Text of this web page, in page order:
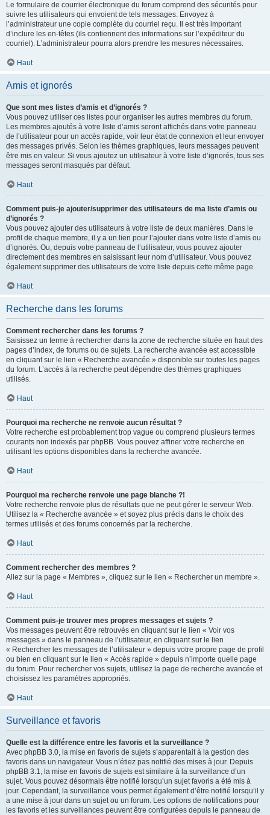
Le formulaire de courrier électronique du forum comprend des sécurités pour
suivre les utilisateurs qui envoient de tels messages. Envoyez à
l’administrateur une copie complète du courriel reçu. Il est très important
d’inclure les en-têtes (ils contiennent des informations sur l’expéditeur du
courriel). L’administrateur pourra alors prendre les mesures nécessaires.
Haut
Amis et ignorés
Que sont mes listes d’amis et d’ignorés ?
Vous pouvez utiliser ces listes pour organiser les autres membres du forum.
Les membres ajoutés à votre liste d’amis seront affichés dans votre panneau
de l’utilisateur pour un accès rapide, voir leur état de connexion et leur envoyer
des messages privés. Selon les thèmes graphiques, leurs messages peuvent
être mis en valeur. Si vous ajoutez un utilisateur à votre liste d’ignorés, tous ses
messages seront masqués par défaut.
Haut
Comment puis-je ajouter/supprimer des utilisateurs de ma liste d’amis ou
d’ignorés ?
Vous pouvez ajouter des utilisateurs à votre liste de deux manières. Dans le
profil de chaque membre, il y a un lien pour l’ajouter dans votre liste d’amis ou
d’ignorés. Ou, depuis votre panneau de l’utilisateur, vous pouvez ajouter
directement des membres en saisissant leur nom d’utilisateur. Vous pouvez
également supprimer des utilisateurs de votre liste depuis cette même page.
Haut
Recherche dans les forums
Comment rechercher dans les forums ?
Saisissez un terme à rechercher dans la zone de recherche située en haut des
pages d’index, de forums ou de sujets. La recherche avancée est accessible
en cliquant sur le lien « Recherche avancée » disponible sur toutes les pages
du forum. L’accès à la recherche peut dépendre des thèmes graphiques
utilisés.
Haut
Pourquoi ma recherche ne renvoie aucun résultat ?
Votre recherche est probablement trop vague ou comprend plusieurs termes
courants non indexés par phpBB. Vous pouvez affiner votre recherche en
utilisant les options disponibles dans la recherche avancée.
Haut
Pourquoi ma recherche renvoie une page blanche ?!
Votre recherche renvoie plus de résultats que ne peut gérer le serveur Web.
Utilisez la « Recherche avancée » et soyez plus précis dans le choix des
termes utilisés et des forums concernés par la recherche.
Haut
Comment rechercher des membres ?
Allez sur la page « Membres », cliquez sur le lien « Rechercher un membre ».
Haut
Comment puis-je trouver mes propres messages et sujets ?
Vos messages peuvent être retrouvés en cliquant sur le lien « Voir vos
messages » dans le panneau de l’utilisateur, en cliquant sur le lien
« Rechercher les messages de l’utilisateur » depuis votre propre page de profil
ou bien en cliquant sur le lien « Accès rapide » depuis n’importe quelle page
du forum. Pour rechercher vos sujets, utilisez la page de recherche avancée et
choisissez les paramètres appropriés.
Haut
Surveillance et favoris
Quelle est la différence entre les favoris et la surveillance ?
Avec phpBB 3.0, la mise en favoris de sujets s’apparentait à la gestion des
favoris dans un navigateur. Vous n’étiez pas notifié des mises à jour. Depuis
phpBB 3.1, la mise en favoris de sujets est similaire à la surveillance d’un
sujet. Vous pouvez désormais être notifié lorsqu’un sujet favoris a été mis à
jour. Cependant, la surveillance vous permet également d’être notifié lorsqu’il y
a une mise à jour dans un sujet ou un forum. Les options de notifications pour
les favoris et les surveillances peuvent être configurées depuis le panneau de